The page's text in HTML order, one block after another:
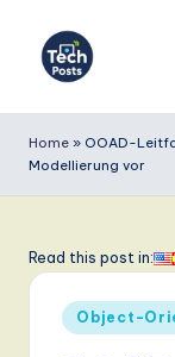
e
c
P
Home » OOAD-
Modellierung vor
Read this post in:
Posted
in
Object-